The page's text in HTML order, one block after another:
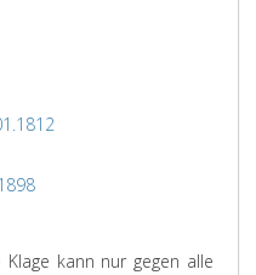
Klage kann nur gegen alle